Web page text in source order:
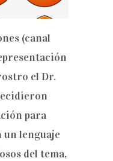
(canal
el Dr.
para
un lenguaje
del tema,